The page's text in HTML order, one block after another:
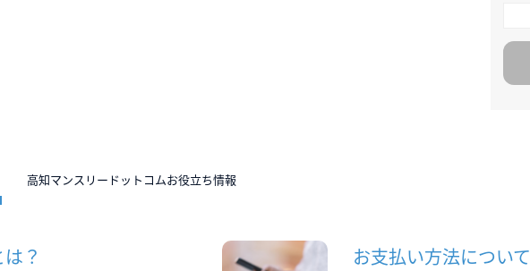
高知マンスリードットコムお役立ち情報
？ お支払い方法について